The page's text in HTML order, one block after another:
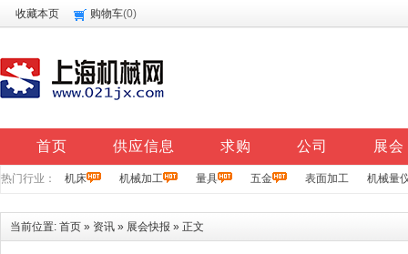
收藏本页 购物车(0)
首页 供应信息 求购 公司 展会
热门行业： 机床 机械加工 量具 五金 表面加工 机械量
当前位置: 首页 » 资讯 » 展会快报 » 正文